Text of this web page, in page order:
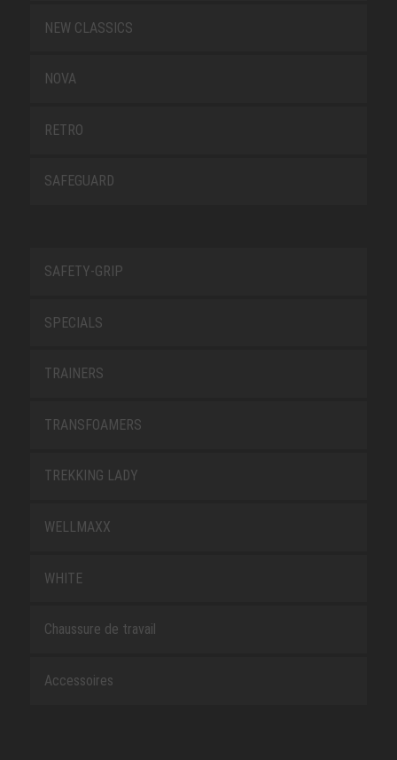
NEW CLASSICS
NOVA
RETRO
SAFEGUARD
SAFETY-GRIP
SPECIALS
TRAINERS
TRANSFOAMERS
TREKKING LADY
WELLMAXX
WHITE
Chaussure de travail
Accessoires